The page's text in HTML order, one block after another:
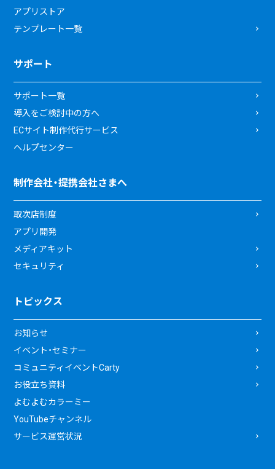
アプリストア
テンプレート一覧
サポート
サポート一覧
導入をご検討中の方へ
ECサイト制作代行サービス
ヘルプセンター
制作会社・提携会社さまへ
取次店制度
アプリ開発
メディアキット
セキュリティ
トピックス
お知らせ
イベント・セミナー
コミュニティイベントCarty
お役立ち資料
よむよむカラーミー
YouTubeチャンネル
サービス運営状況